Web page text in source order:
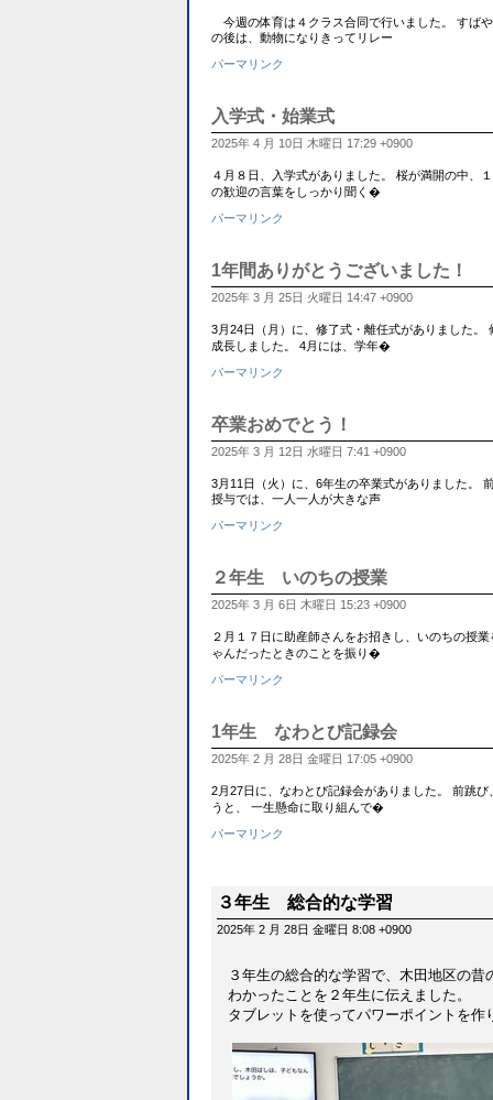
今週の体育は４クラス合同で行いました。 すば
の後は、動物になりきってリレー
パーマリンク
入学式・始業式
2025年 4 月 10日 木曜日 17:29 +0900
４月８日、入学式がありました。 桜が満開の中、
の歓迎の言葉をしっかり聞く�
パーマリンク
1年間ありがとうございました！
2025年 3 月 25日 火曜日 14:47 +0900
3月24日（月）に、修了式・離任式がありました
成長しました。 4月には、学年�
パーマリンク
卒業おめでとう！
2025年 3 月 12日 水曜日 7:41 +0900
3月11日（火）に、6年生の卒業式がありました。
授与では、一人一人が大きな声
パーマリンク
２年生 いのちの授業
2025年 3 月 6日 木曜日 15:23 +0900
２月１７日に助産師さんをお招きし、いのちの授
ゃんだったときのことを振り�
パーマリンク
1年生 なわとび記録会
2025年 2 月 28日 金曜日 17:05 +0900
2月27日に、なわとび記録会がありました。 前跳
うと、 一生懸命に取り組んで�
パーマリンク
３年生 総合的な学習
2025年 2 月 28日 金曜日 8:08 +0900
３年生の総合的な学習で、木田地区の昔
わかったことを２年生に伝えました。
タブレットを使ってパワーポイントを作